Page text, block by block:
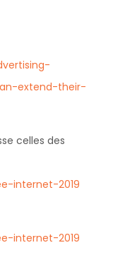
extend-their-
celles des
internet-2019
internet-2019